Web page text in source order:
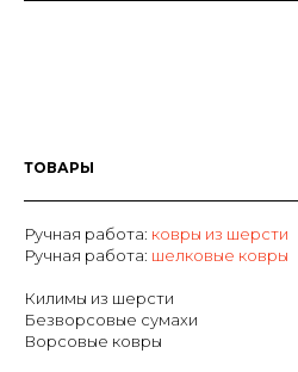
ТОВАРЫ
Ручная работа: ковры из шерсти
Ручная работа: шелковые ковры
Килимы из шерсти
Безворсовые сумахи
Ворсовые ковры